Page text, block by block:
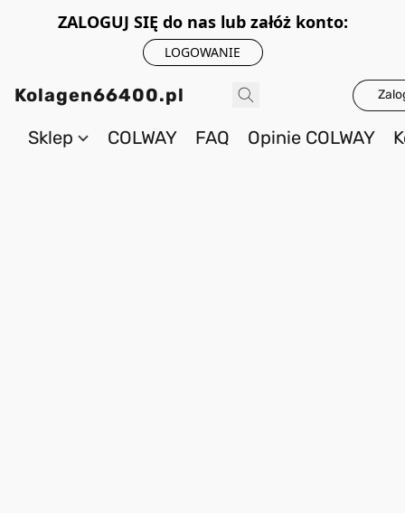
ZALOGUJ SIĘ do nas lub załóż konto:
LOGOWANIE
Kolagen66400.pl
Sklep COLWAY FAQ Opinie COLWAY